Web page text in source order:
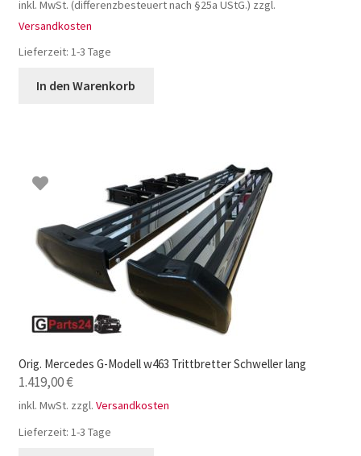
inkl. MwSt. (differenzbesteuert nach §25a UStG.) zzgl.
Versandkosten
Lieferzeit: 1-3 Tage
In den Warenkorb
Orig. Mercedes G-Modell w463 Trittbretter Schweller lang
1.419,00€
inkl. MwSt. zzgl. Versandkosten
Lieferzeit: 1-3 Tage